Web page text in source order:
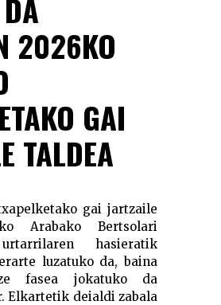
2026KO
GAI
TALDEA
gai jartzaile
Arabako Bertsolari
hasieratik
luzatuko da, baina
fasea jokatuko da
Elkartetik deialdi zabala